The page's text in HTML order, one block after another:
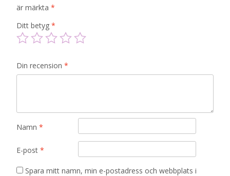
är märkta *
Ditt betyg *
Din recension *
Namn *
E-post *
Spara mitt namn, min e-postadress och webbplats i